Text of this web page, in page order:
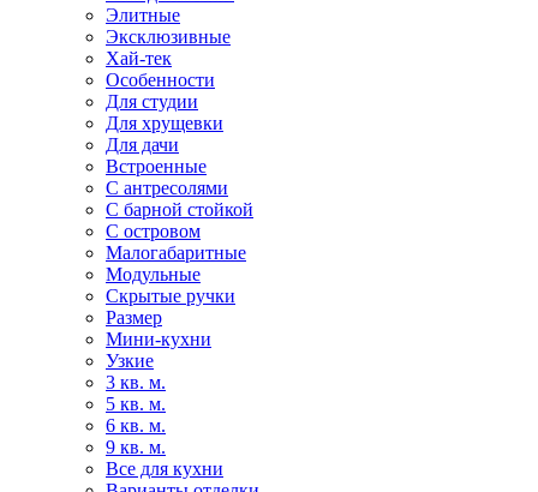
Элитные
Эксклюзивные
Хай-тек
Особенности
Для студии
Для хрущевки
Для дачи
Встроенные
С антресолями
С барной стойкой
С островом
Малогабаритные
Модульные
Скрытые ручки
Размер
Мини-кухни
Узкие
3 кв. м.
5 кв. м.
6 кв. м.
9 кв. м.
Все для кухни